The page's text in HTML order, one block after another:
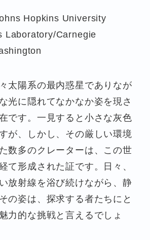
Hopkins University
Laboratory/Carnegie
太陽系の最内惑星でありなが
光に隠れてなかなか姿を現さ
です。一見すると小さな灰色
が、しかし、その厳しい環境
数多のクレーターは、この世
て形成された証です。日々、
放射線を浴び続けながら、静
の姿は、探求する者たちにと
力的な挑戦と言えるでしょ